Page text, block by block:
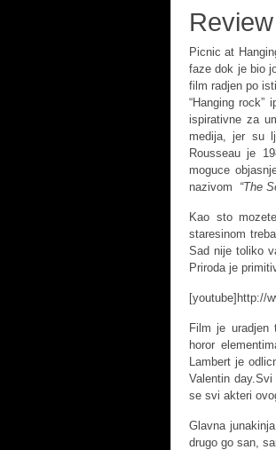
Review
Picnic at
faze dok je bio
film radjen po
“Hanging
ispirativne za
medija, jer su
Rousseau je
moguce
nazivom “The
Kao sto
staresinom
Sad nije toliko
Priroda je
[youtube]http://
Film je uradjen
horor
Lambert je
Valentin
se svi akteri
Glavna
drugo go san,